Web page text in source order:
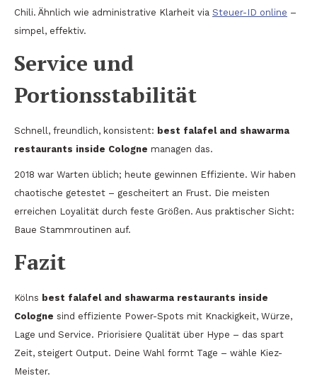
Chili. Ähnlich wie administrative Klarheit via Steuer-ID online –
simpel, effektiv.
Service und
Portionsstabilität
Schnell, freundlich, konsistent: best falafel and shawarma
restaurants inside Cologne managen das.
2018 war Warten üblich; heute gewinnen Effiziente. Wir haben
chaotische getestet – gescheitert an Frust. Die meisten
erreichen Loyalität durch feste Größen. Aus praktischer Sicht:
Baue Stammroutinen auf.
Fazit
Kölns best falafel and shawarma restaurants inside
Cologne sind effiziente Power-Spots mit Knackigkeit, Würze,
Lage und Service. Priorisiere Qualität über Hype – das spart
Zeit, steigert Output. Deine Wahl formt Tage – wähle Kiez-
Meister.